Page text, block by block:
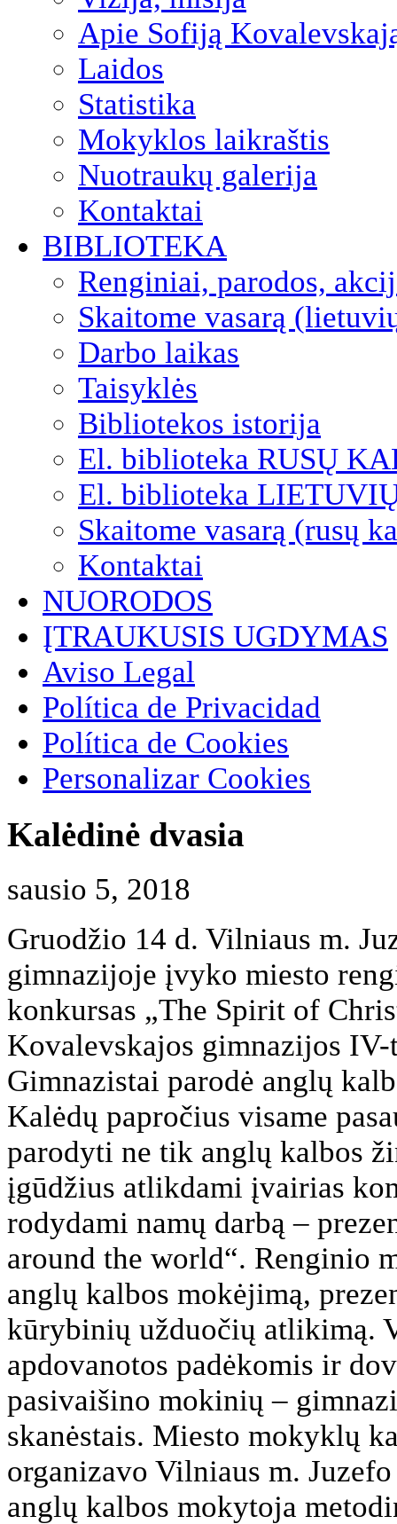
Apie Sofiją
Laidos
Statistika
Mokyklos laikraštis
Nuotraukų galerija
Kontaktai
BIBLIOTEKA
Renginiai, parodos,
Skaitome vasarą
Darbo laikas
Taisyklės
Bibliotekos istorija
El. biblioteka RUSŲ
El. biblioteka
Skaitome vasarą (rusų
Kontaktai
NUORODOS
ĮTRAUKUSIS UGDYMAS
Aviso Legal
Política de Privacidad
Política de Cookies
Personalizar Cookies
Kalėdinė dvasia
sausio 5, 2018
Gruodžio 14 d. Vilniaus m.
gimnazijoje įvyko miesto
konkursas „The Spirit of
Kovalevskajos gimnazijos
Gimnazistai parodė anglų
Kalėdų papročius visame
parodyti ne tik anglų kalbos
įgūdžius atlikdami įvairias
rodydami namų darbą –
around the world“. Renginio
anglų kalbos mokėjimą,
kūrybinių užduočių atlikimą.
apdovanotos padėkomis ir
pasivaišino mokinių –
skanėstais. Miesto mokyklų
organizavo Vilniaus m.
anglų kalbos mokytoja